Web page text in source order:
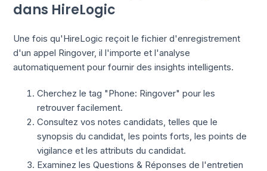
dans HireLogic
Une fois qu'HireLogic reçoit le fichier d'enregistrement
d'un appel Ringover, il l'importe et l'analyse
automatiquement pour fournir des insights intelligents.
Cherchez le tag "Phone: Ringover" pour les
retrouver facilement.
Consultez vos notes candidats, telles que le
synopsis du candidat, les points forts, les points de
vigilance et les attributs du candidat.
Examinez les Questions & Réponses de l'entretien